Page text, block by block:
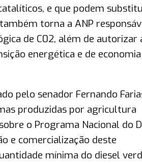
e que podem
torna a ANP
de C02, além de autorizar
energética e de
pelo senador Fernando
produzidas por agricultura
o Programa Nacional do
e comercialização deste
mínima do diesel